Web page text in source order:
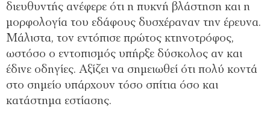
διευθυντής ανέφερε ότι η πυκνή βλάστηση και η
μορφολογία του εδάφους δυσχέραναν την έρευνα.
Μάλιστα, τον εντόπισε πρώτος κτηνοτρόφος,
ωστόσο ο εντοπισμός υπήρξε δύσκολος αν και
έδινε οδηγίες. Αξίζει να σημειωθεί ότι πολύ κοντά
στο σημείο υπάρχουν τόσο σπίτια όσο και
κατάστημα εστίασης.